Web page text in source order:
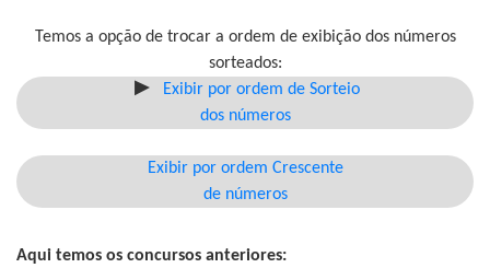
Temos a opção de trocar a ordem de exibição dos números
sorteados:
Exibir por ordem de Sorteio
dos números
Exibir por ordem Crescente
de números
Aqui temos os concursos anteriores: